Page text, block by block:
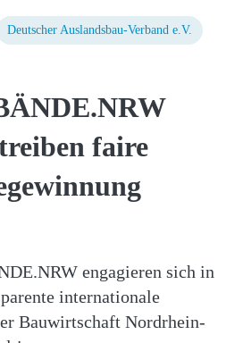
Deutscher Auslandsbau-Verband e.V.
faire
engagieren sich in
internationale
Bauwirtschaft Nordrhein-